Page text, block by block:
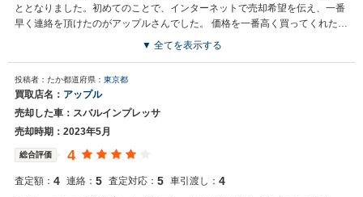
ととなりました。初めてのことで、インターネットで売却希望を伝え、一番
早く連絡を頂けたのがアップルさんでした。 価格を一番高く買ってくれたの
もそうですが、一番誠実だった感触です。
▼ 全てを表示する
投稿者：たか都道府県： 東京都
買取店名： アップル
売却した車：スバルインプレッサ
売却時期：2023年5月
総合評価 4
査定額： 4 連絡： 5 査定対応： 5 車引渡し： 4